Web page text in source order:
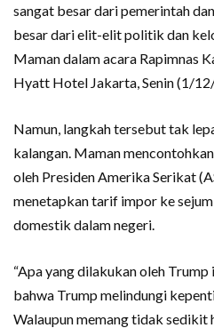
sangat besar dari pemerintah
besar dari elit-elit politik dan
Maman dalam acara Rapimnas
Hyatt Hotel Jakarta, Senin (1/
Namun, langkah tersebut tak
kalangan. Maman
oleh Presiden Amerika Serikat
menetapkan tarif impor ke
domestik dalam negeri.
“Apa yang dilakukan oleh
bahwa Trump melindungi
Walaupun memang tidak sedikit